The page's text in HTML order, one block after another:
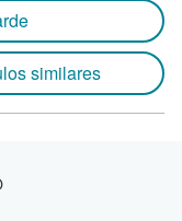
similares